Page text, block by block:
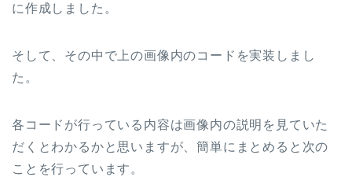
に作成しました。
そして、その中で上の画像内のコードを実装しまし
た。
各コードが行っている内容は画像内の説明を見ていた
だくとわかるかと思いますが、簡単にまとめると次の
ことを行っています。